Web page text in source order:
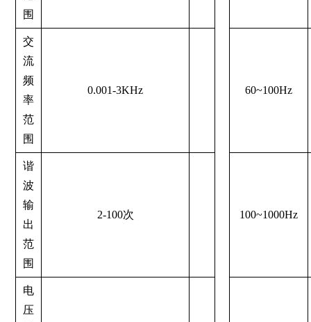
围
交
流
频
率
范
围
0.001-3KHz 60~100Hz
谐
波
输
出
范
围
2-100次 100~1000Hz
电
压